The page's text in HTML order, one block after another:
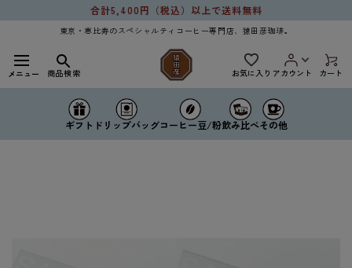
ンツに
合計5,400円（税込）以上で送料無料
東京・恵比寿のスペシャルティコーヒー専門店、猿田彦珈琲。
メニュー 商品検索 お気に入り アカウント カート
ギフト ドリップバッグコーヒー豆/粉飲み比べその他